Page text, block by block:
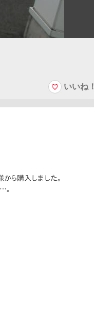
いいね！
から購入しました。
。